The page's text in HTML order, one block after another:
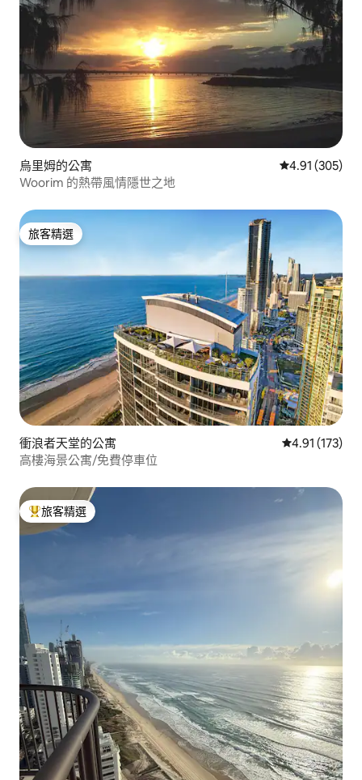
烏里姆的公寓 從 305 則評價
4.91 (305)
Woorim 的熱帶風情隱世之地
旅客精選
旅客精選
衝浪者天堂的公寓 從 173 則評價
4.91 (173)
高樓海景公寓/免費停車位
旅客精選榜首
旅客精選